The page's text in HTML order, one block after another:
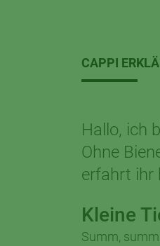
CAPPI
Hallo, ich
Ohne
erfahrt ihr
Kleine
Summ,